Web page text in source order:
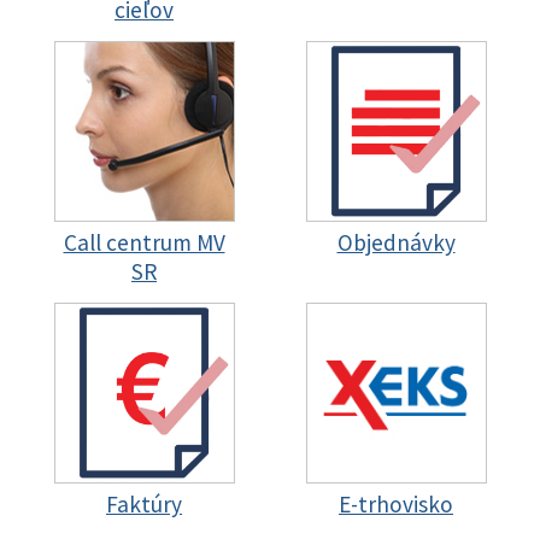
cieľov
Call centrum MV
SR
Objednávky
Faktúry E-trhovisko